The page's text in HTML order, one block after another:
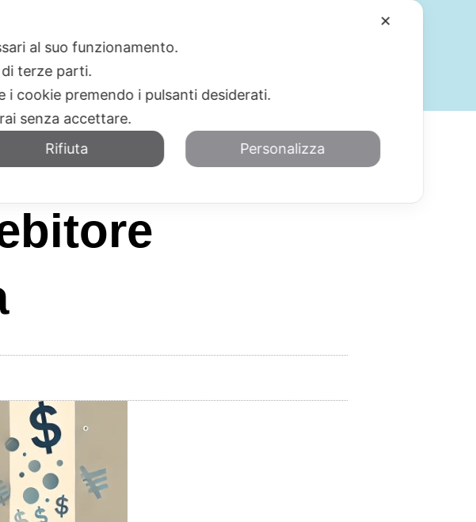
CHI SIAMO SERVIZI
✕
al suo funzionamento.
terze parti.
i cookie premendo i pulsanti desiderati.
senza accettare.
Rifiuta Personalizza